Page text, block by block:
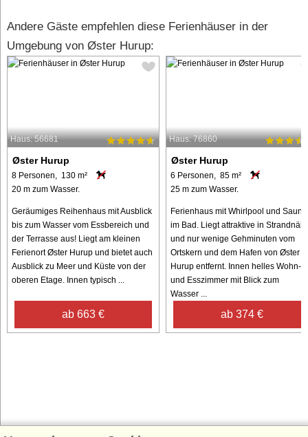
Andere Gäste empfehlen diese Ferienhäuser in der
Umgebung von Øster Hurup:
Haus: 56681
Øster Hurup
8 Personen, 130 m²
20 m zum Wasser.
Geräumiges Reihenhaus mit Ausblick
bis zum Wasser vom Essbereich und
der Terrasse aus! Liegt am kleinen
Ferienort Øster Hurup und bietet auch
Ausblick zu Meer und Küste von der
oberen Etage. Innen typisch ...
ab 663 €
Haus: 76860
Øster Hurup
6 Personen, 85 m²
25 m zum Wasser.
Ferienhaus mit Whirlpool und Sauna
im Bad. Liegt attraktive in
und nur wenige Gehminuten vom
Ortskern und dem Hafen von Øster
Hurup entfernt. Innen helles Wohn-
und Esszimmer mit Blick zum
Wasser ...
ab 374 €